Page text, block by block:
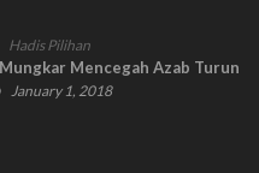
Hadis Pilihan
Mencegah Azab Turun
January 1, 2018